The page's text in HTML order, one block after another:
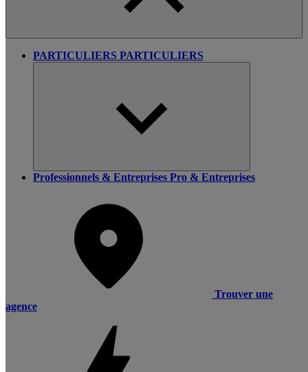
PARTICULIERS PARTICULIERS
Professionnels & Entreprises Pro & Entreprises
Trouver une
agence